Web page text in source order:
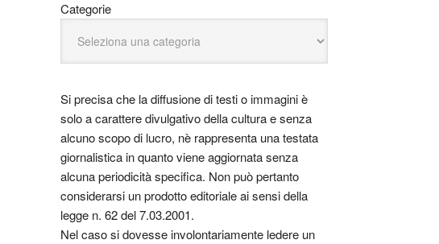
Categorie
Si precisa che la diffusione di testi o immagini è
solo a carattere divulgativo della cultura e senza
alcuno scopo di lucro, nè rappresenta una testata
giornalistica in quanto viene aggiornata senza
alcuna periodicità specifica. Non può pertanto
considerarsi un prodotto editoriale ai sensi della
legge n. 62 del 7.03.2001.
Nel caso si dovesse involontariamente ledere un